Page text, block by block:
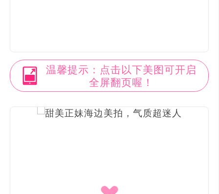
温馨提示：点击以下美图可开启
全屏翻页喔！